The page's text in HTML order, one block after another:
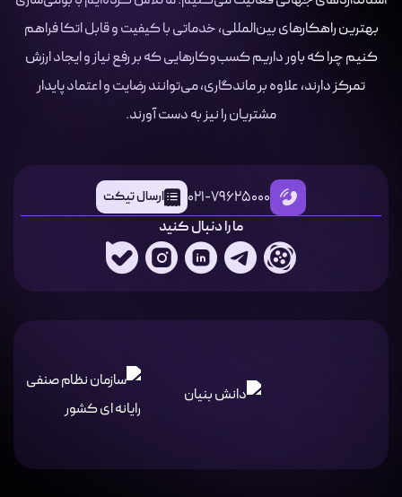
بهترین راهکارهای بین‌المللی، خدماتی با کیفیت و قابل اتکا فراهم
کنیم چرا که باور داریم کسب‌وکارهایی که بر رفع نیاز و ایجاد ارزش
تمرکز دارند، علاوه بر ماندگاری، می‌توانند رضایت و اعتماد پایدار
مشتریان را نیز به دست آورند.
021-79625000 ارسال تیکت
ما را دنبال کنید